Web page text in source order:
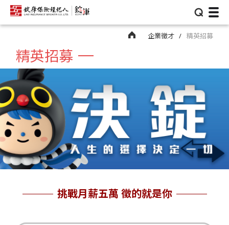
⌕
企業徵才 精英招募
精英招募
挑戰月薪五萬 徵的就是你